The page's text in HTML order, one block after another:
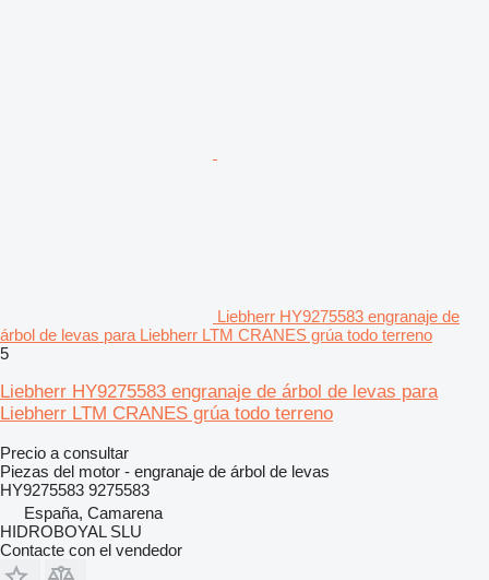
Liebherr HY9275583 engranaje de
árbol de levas para Liebherr LTM CRANES grúa todo terreno
5
Liebherr HY9275583 engranaje de árbol de levas para
Liebherr LTM CRANES grúa todo terreno
Precio a consultar
Piezas del motor - engranaje de árbol de levas
HY9275583 9275583
España, Camarena
HIDROBOYAL SLU
Contacte con el vendedor